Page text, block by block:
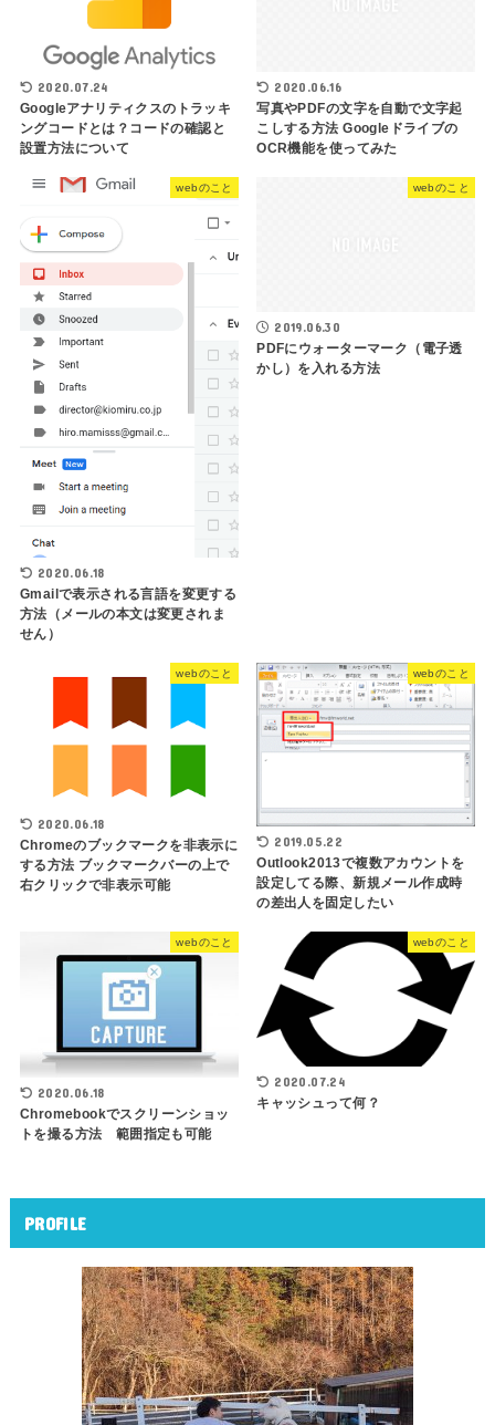
2020.07.24
Googleアナリティクスのトラッキ
ングコードとは？コードの確認と
設置方法について
2020.06.16
写真やPDFの文字を自動で文字起
こしする方法 Googleドライブの
OCR機能を使ってみた
webのこと
2020.06.18
Gmailで表示される言語を変更する
方法（メールの本文は変更されま
せん）
webのこと
2019.06.30
PDFにウォーターマーク（電子透
かし）を入れる方法
webのこと
2020.06.18
Chromeのブックマークを非表示に
する方法 ブックマークバーの上で
右クリックで非表示可能
webのこと
2019.05.22
Outlook2013で複数アカウントを
設定してる際、新規メール作成時
の差出人を固定したい
webのこと
2020.06.18
Chromebookでスクリーンショッ
トを撮る方法 範囲指定も可能
webのこと
2020.07.24
キャッシュって何？
PROFILE